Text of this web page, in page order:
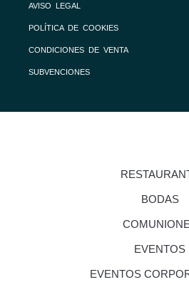
AVISO LEGAL
POLÍTICA DE COOKIES
CONDICIONES DE VENTA
SUBVENCIONES
BODAS
EVENTOS
EVENTOS